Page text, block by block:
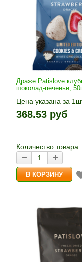
Драже Patislove
шоколад-печенье,
Цена указана за
1шт прибавляется
и «-». Выберите
368.53 руб
Количество товара: